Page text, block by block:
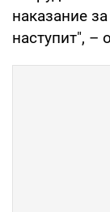
наказание
наступит", –